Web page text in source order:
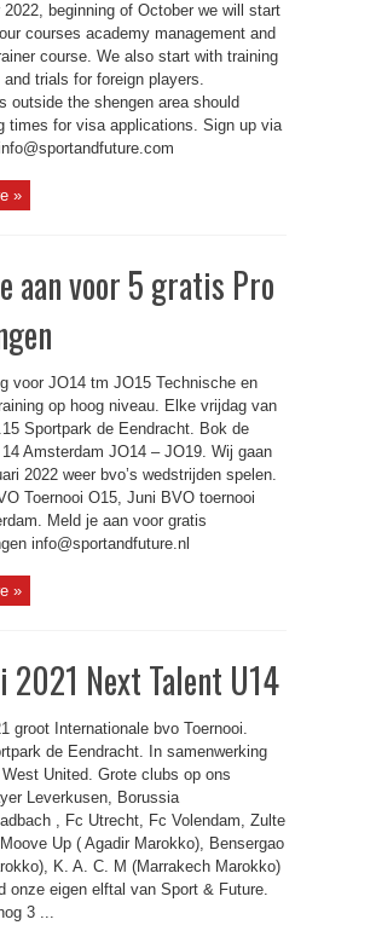
2022, beginning of October we will start
courses academy management and
course. We also start with training
trials for foreign players.
outside the shengen area should
times for visa applications. Sign up via
»
aan voor 5 gratis Pro
voor JO14 tm JO15 Technische en
op hoog niveau. Elke vrijdag van
Sportpark de Eendracht. Bok de
14 Amsterdam JO14 – JO19. Wij gaan
2022 weer bvo’s wedstrijden spelen.
Toernooi O15, Juni BVO toernooi
Meld je aan voor gratis
info@sportandfuture.nl
»
2021 Next Talent U14
groot Internationale bvo Toernooi.
de Eendracht. In samenwerking
United. Grote clubs op ons
Leverkusen, Borussia
, Fc Utrecht, Fc Volendam, Zulte
Up ( Agadir Marokko), Bensergao
K. A. C. M (Marrakech Marokko)
onze eigen elftal van Sport & Future.
3 ...